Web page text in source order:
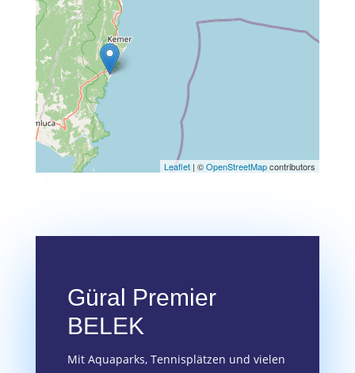
Leaflet | ©OpenStreetMapcontributors
Güral Premier
BELEK
Mit Aquaparks, Tennisplätzen und vielen